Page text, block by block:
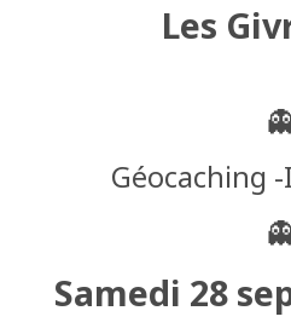
Les
Géocaching
Samedi 28